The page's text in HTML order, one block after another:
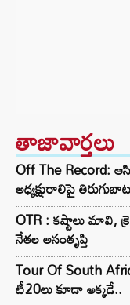
తాజావార్తలు
Off The Record:
అధ్యక్షురాలిపై
OTR : కష్టాలు మావి,
నేతల అసంతృప్తి
Tour Of South
టీ20లు కూడా అక్కడే..